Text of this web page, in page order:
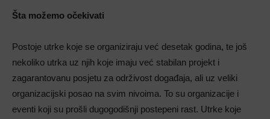
Šta možemo očekivati
Postoje utrke koje se organiziraju već desetak godina, te još
nekoliko utrka uz njih koje imaju već stabilan projekt i
zagarantovanu posjetu za održivost događaja, ali uz veliki
organizacijski posao na svim nivoima. To su organizacije i
eventi koji su prošli dugogodišnji postepeni rast. Utrke koje